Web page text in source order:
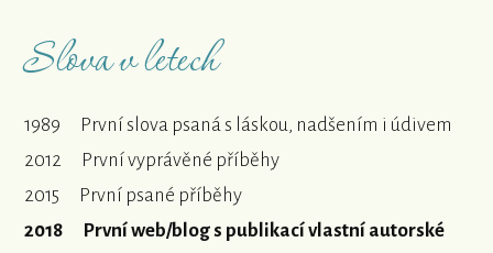
Slova v letech
1989 První slova psaná s láskou, nadšením i údivem
2012 První vyprávěné příběhy
2015 První psané příběhy
2018 První web/blog s publikací vlastní autorské